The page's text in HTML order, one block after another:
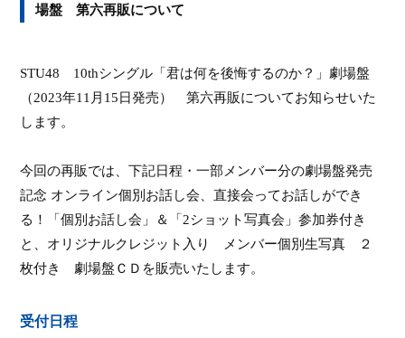
場盤 第六再販について
STU48 10thシングル「君は何を後悔するのか？」劇場盤
（2023年11 月 15 日発売） 第六再販についてお知らせいた
します。
今回の再販では、下記日程・一部メンバー分の劇場盤発売
記念 オンライン個別お話し会、直接会ってお話しができ
る！「個別お話し会」＆「 2ショット写真会」参加券付き
と、 オリジナルクレジット入り メンバー個別生写真
２
枚付き
劇場盤ＣＤを販売いたします。
受付日程